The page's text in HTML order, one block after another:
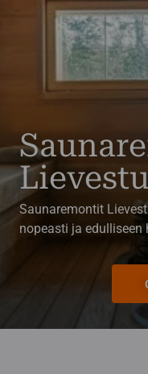
Saunaremontit
nopeasti ja edulliseen